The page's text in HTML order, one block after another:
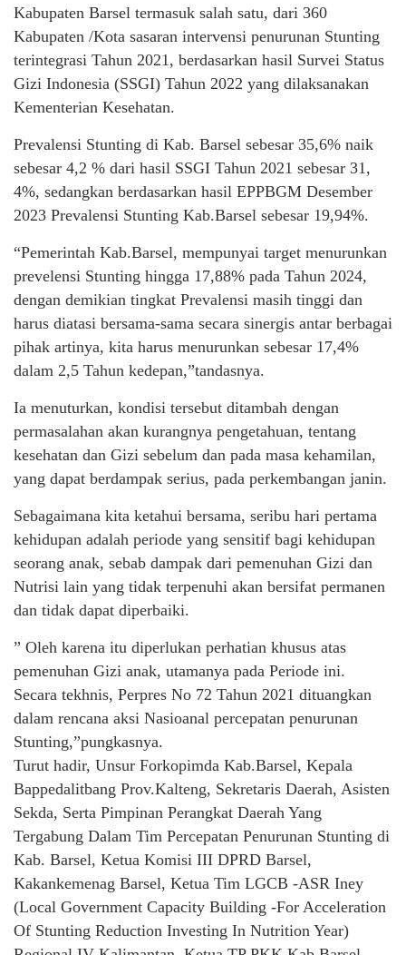
Kabupaten Barsel termasuk salah satu, dari 360
Kabupaten /Kota sasaran intervensi penurunan Stunting
terintegrasi Tahun 2021, berdasarkan hasil Survei Status
Gizi Indonesia (SSGI) Tahun 2022 yang dilaksanakan
Kementerian Kesehatan.
Prevalensi Stunting di Kab. Barsel sebesar 35,6% naik
sebesar 4,2 % dari hasil SSGI Tahun 2021 sebesar 31,
4%, sedangkan berdasarkan hasil EPPBGM Desember
2023 Prevalensi Stunting Kab.Barsel sebesar 19,94%.
“Pemerintah Kab.Barsel, mempunyai target menurunkan
prevelensi Stunting hingga 17,88% pada Tahun 2024,
dengan demikian tingkat Prevalensi masih tinggi dan
harus diatasi bersama-sama secara sinergis antar berbagai
pihak artinya, kita harus menurunkan sebesar 17,4%
dalam 2,5 Tahun kedepan,”tandasnya.
Ia menuturkan, kondisi tersebut ditambah dengan
permasalahan akan kurangnya pengetahuan, tentang
kesehatan dan Gizi sebelum dan pada masa kehamilan,
yang dapat berdampak serius, pada perkembangan janin.
Sebagaimana kita ketahui bersama, seribu hari pertama
kehidupan adalah periode yang sensitif bagi kehidupan
seorang anak, sebab dampak dari pemenuhan Gizi dan
Nutrisi lain yang tidak terpenuhi akan bersifat permanen
dan tidak dapat diperbaiki.
” Oleh karena itu diperlukan perhatian khusus atas
pemenuhan Gizi anak, utamanya pada Periode ini.
Secara tekhnis, Perpres No 72 Tahun 2021 dituangkan
dalam rencana aksi Nasioanal percepatan penurunan
Stunting,”pungkasnya.
Turut hadir, Unsur Forkopimda Kab.Barsel, Kepala
Bappedalitbang Prov.Kalteng, Sekretaris Daerah, Asisten
Sekda, Serta Pimpinan Perangkat Daerah Yang
Tergabung Dalam Tim Percepatan Penurunan Stunting di
Kab. Barsel, Ketua Komisi III DPRD Barsel,
Kakankemenag Barsel, Ketua Tim LGCB -ASR Iney
(Local Government Capacity Building -For Acceleration
Of Stunting Reduction Investing In Nutrition Year)